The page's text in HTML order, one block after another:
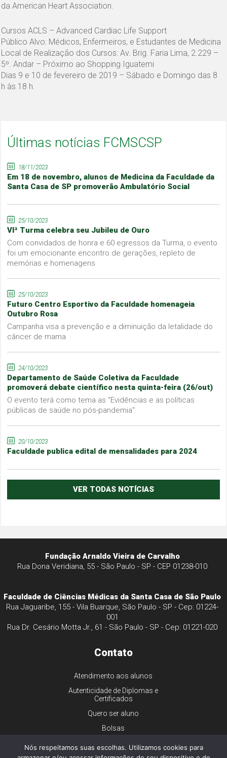
da American Heart Association.
Cursos ACLS – Advanced Cardiac Life Support
Público Alvo: Médicos, Enfermeiros, e Estudantes de Medicina
Local de Realização dos Cursos: Av. Brig. Faria Lima, 2.229 –
5º. Andar – Próximo ao Shopping Iguatemi
Dias 9 e 10 de fevereiro de 2019 – Sábado e Domingo das 8
h às 18 h.
Últimas notícias FCMSCSP
18/11/2023
Em 18 de novembro, alunos de Medicina da Faculdade da
Santa Casa de SP promoverão Ambulatório Social
25/10/2023
VIª Turma celebra seu Jubileu de Ouro
Com convidados de honra e 60 egressos da Turma, o evento
foi um emocionante encontro de gerações, repleto de
memórias e homenagens
25/10/2023
Futuro Centro Esportivo da Faculdade homenageia
Outubro Rosa
Campanha visa a prevenção e a diminuição da letalidade do
câncer de mama
24/10/2023
Departamento de Saúde Coletiva da Faculdade
promoverá debate científico nesta quinta-feira (26/out)
O evento terá como tema as "Evidências e as políticas
públicas de saúde no pós-pandemia"
20/10/2023
Faculdade publica edital de mensalidades para 2024
VER TODAS NOTÍCIAS
Fundação Arnaldo Vieira de Carvalho
Rua Dona Veridiana, 55 - São Paulo - SP - CEP 01238-010
Faculdade de Ciências Médicas da Santa Casa de São Paulo
Rua Jaguaribe, 155 - Vila Buarque, São Paulo - SP - Cep: 01224-
001
Rua Dr. Cesário Motta Jr., 61 - São Paulo - SP - Cep: 01221-020
Contato
Atendimento aos alunos
Autenticidade de Diplomas e
Certificados
Quero ser aluno
Bolsas
Nós respeitamos suas escolhas. Utilizamos cookies para